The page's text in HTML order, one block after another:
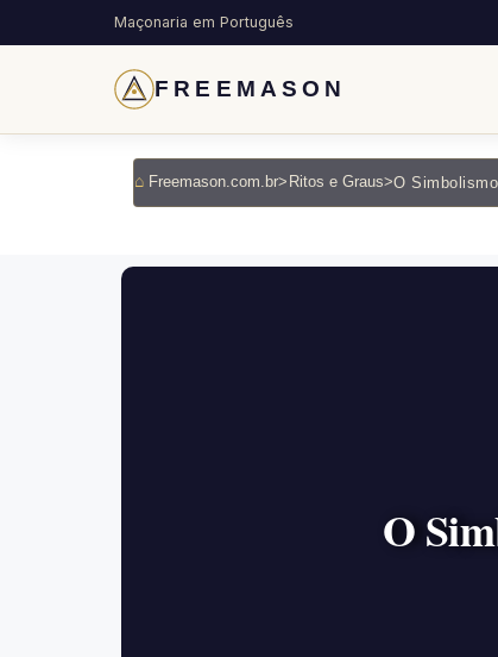
Maçonaria em Português
FREEMASON
Freemason.com.br> Ritos e Graus>
O